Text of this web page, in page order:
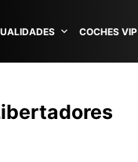
COCHES VIP